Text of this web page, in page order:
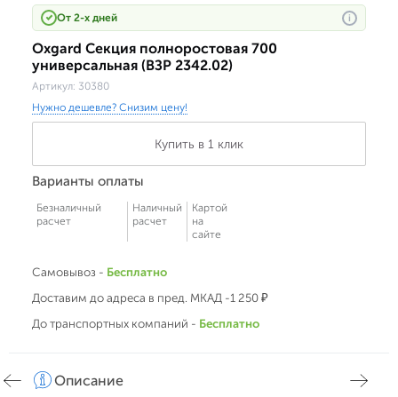
От 2-х дней i
Oxgard Секция полноростовая 700
универсальная (ВЗР 2342.02)
Артикул: 30380
Нужно дешевле? Снизим цену!
Купить в 1 клик
Варианты оплаты
Безналичный
расчет
Наличный
расчет
Картой
на
сайте
Самовывоз - Бесплатно
Доставим до адреса в пред. МКАД -1 250 ₽
До транспортных компаний - Бесплатно
Описание